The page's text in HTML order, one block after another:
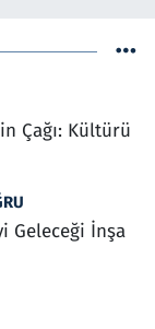
Çağı: Kültürü
Geleceği İnşa